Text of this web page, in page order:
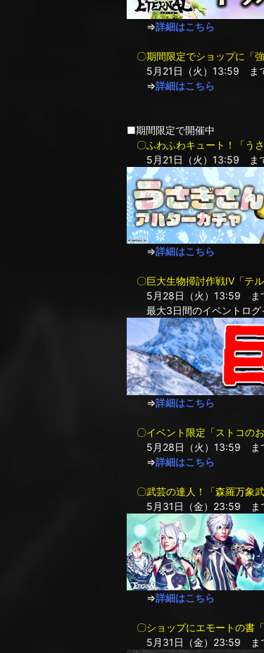
⇒詳細はこちら
〇期間限定でショップに「
5月21日（火）13:59 まで
⇒詳細はこちら
■期間限定で開催中
〇ふわふわキュート！「う
5月21日（火）13:59 まで
⇒詳細はこちら
〇巨大生物掃討作戦IV「テ
5月28日（火）13:59 まで
最大3日間のイベントログ
⇒詳細はこちら
〇イベント限定「ストコの
5月28日（火）13:59 まで
⇒詳細はこちら
〇武芸の達人！「森羅万象
5月31日（金）23:59 まで
⇒詳細はこちら
〇ショップにエモートの書
5月31日（金）23:59 まで